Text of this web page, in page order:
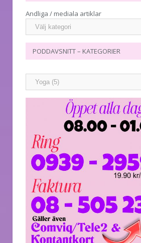
Andliga / mediala artiklar
PODDAVSNITT – KATEGORIER